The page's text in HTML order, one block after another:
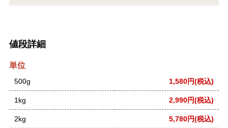
値段詳細
単位
500g 1,580円(税込)
1kg 2,990円(税込)
2kg 5,780円(税込)